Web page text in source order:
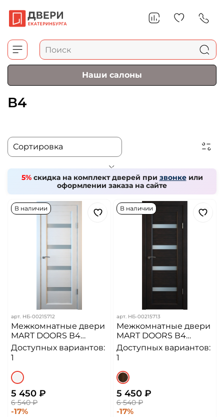
Наши салоны
В4
5% скидка на комплект дверей при звонкеили
оформлении заказа на сайте
В наличии
арт. НБ-00215712
Межкомнатные двери
MART DOORS В4
Белое дерево/Сатинат
(ДО)
Доступных вариантов:
1
5 450 ₽
6 540 ₽
-17%
В наличии
арт. НБ-00215713
Межкомнатные двери
MART DOORS В4
Венге/Сатинат (ДО)
Доступных вариантов:
1
5 450 ₽
6 540 ₽
-17%